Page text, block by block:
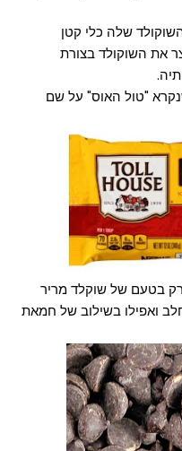
שלה כלי קטן
לייצר את השוקולד בצורת
"טול האוס" על שם
בטעם של שוקלד מריר
ואפילו בשילוב של חמאת